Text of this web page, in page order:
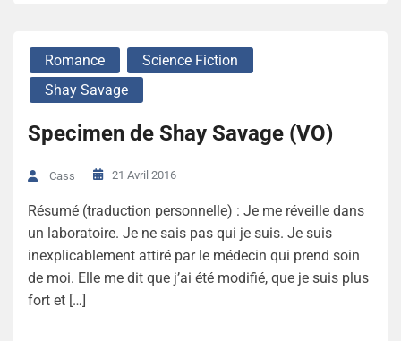
Romance
Science Fiction
Shay Savage
Specimen de Shay Savage (VO)
Cass 21 Avril 2016
Résumé (traduction personnelle) : Je me réveille dans
un laboratoire. Je ne sais pas qui je suis. Je suis
inexplicablement attiré par le médecin qui prend soin
de moi. Elle me dit que j’ai été modifié, que je suis plus
fort et […]